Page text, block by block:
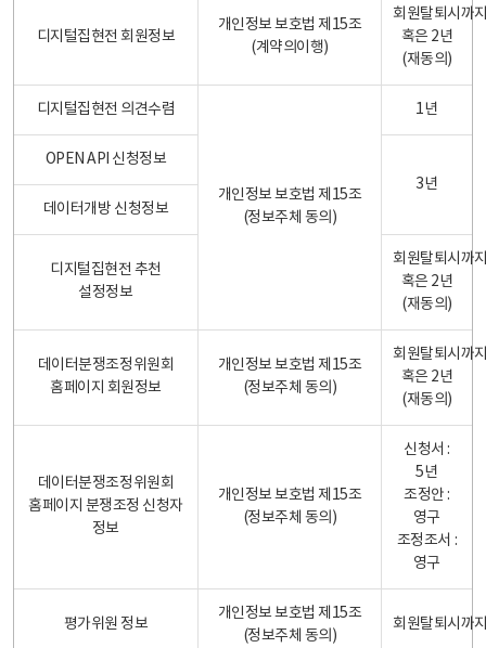
디지털집현전 회원정보
개인정보 보호법 제15조
(계약의이행)
회원탈퇴시까
혹은 2년
(재동의)
디지털집현전 의견수렴
개인정보 보호법 제15조
(정보주체 동의)
1년
OPEN API 신청정보
3년
데이터개방 신청정보
디지털집현전 추천
설정정보
회원탈퇴시까
혹은 2년
(재동의)
데이터분쟁조정위원회
홈페이지 회원정보
개인정보 보호법 제15조
(정보주체 동의)
회원탈퇴시까
혹은 2년
(재동의)
데이터분쟁조정위원회
홈페이지 분쟁조정 신청자
정보
개인정보 보호법 제15조
(정보주체 동의)
신청서 :
5년
조정안 :
영구
조정조서 :
영구
평가위원 정보
개인정보 보호법 제15조
(정보주체 동의)
회원탈퇴시까